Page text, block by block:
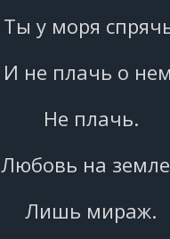
Ты у моря
И не плачь о
Не плачь.
Любовь на
Лишь мираж.